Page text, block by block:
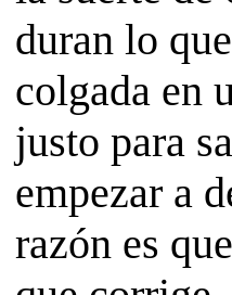
duran lo
colgada en
justo para
empezar a
razón es